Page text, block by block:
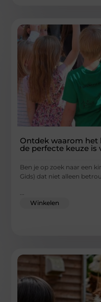
Ontdek waarom het
de perfecte keuze is
Ben je op zoek naar een
Gids) dat niet alleen
...
Winkelen